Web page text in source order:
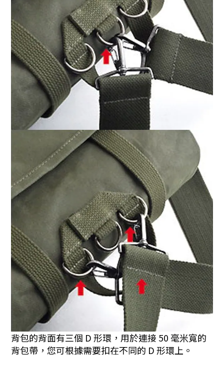
背包的背面有三個 D 形環，用於連接 50 毫米寬的
背包帶，您可根據需要扣在不同的 D 形環上。